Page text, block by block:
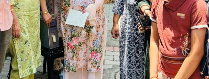
ਮਹਾਂਪੁਰਸ਼
ਵਿਸ਼ੇਸ
ਤੋਰ
ਤੇ
ਪਹੁੰਚ
ਰਹੇ
ਹਨ: